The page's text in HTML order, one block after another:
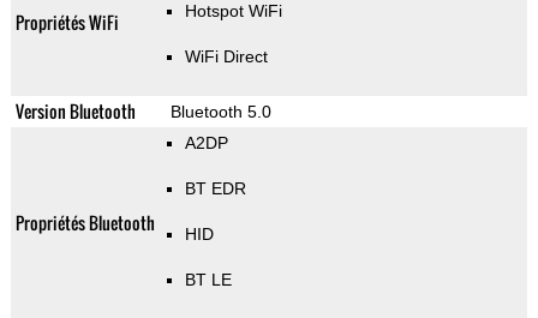
Propriétés WiFi Hotspot WiFi
WiFi Direct
Version Bluetooth Bluetooth 5.0
Propriétés Bluetooth
A2DP
BT EDR
HID
BT LE